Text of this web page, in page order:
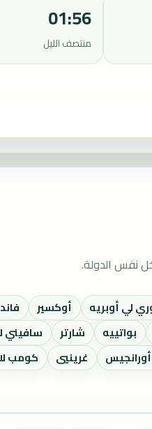
01:56
منتصف الليل
نفس الدولة.
لي أوبريه أوكسير
بواتييه شارتر سافيني
غرينيي كومب